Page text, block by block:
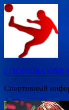
Перейти
содержимому
СПОРТ-
Спортивный